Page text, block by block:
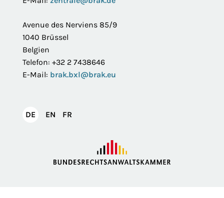
Avenue des Nerviens 85/9
1040 Brüssel
Belgien
Telefon: +32 2 7438646
E-Mail: brak.bxl@brak.eu
DEDeutsch
EN English
FR